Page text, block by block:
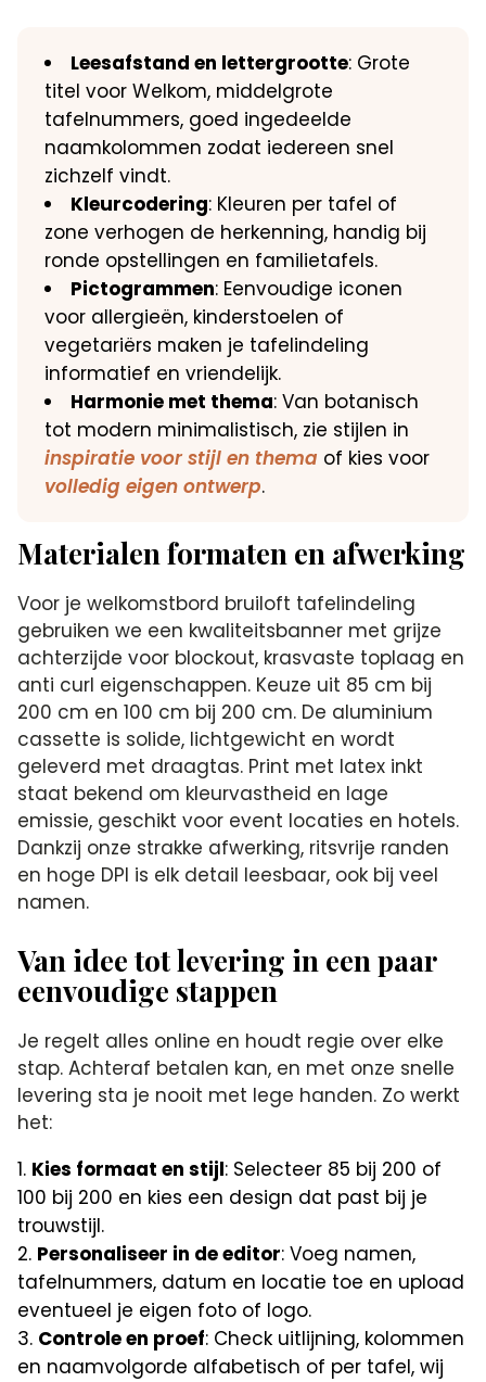
Leesafstand en lettergrootte: Grote
titel voor Welkom, middelgrote
tafelnummers, goed ingedeelde
naamkolommen zodat iedereen snel
zichzelf vindt.
Kleurcodering: Kleuren per tafel of
zone verhogen de herkenning, handig bij
ronde opstellingen en familietafels.
Pictogrammen: Eenvoudige iconen
voor allergieën, kinderstoelen of
vegetariërs maken je tafelindeling
informatief en vriendelijk.
Harmonie met thema: Van botanisch
tot modern minimalistisch, zie stijlen in
inspiratie voor stijl en thema of kies voor
volledig eigen ontwerp.
Materialen formaten en afwerking
Voor je welkomstbord bruiloft tafelindeling
gebruiken we een kwaliteitsbanner met grijze
achterzijde voor blockout, krasvaste toplaag en
anti curl eigenschappen. Keuze uit 85 cm bij
200 cm en 100 cm bij 200 cm. De aluminium
cassette is solide, lichtgewicht en wordt
geleverd met draagtas. Print met latex inkt
staat bekend om kleurvastheid en lage
emissie, geschikt voor event locaties en hotels.
Dankzij onze strakke afwerking, ritsvrije randen
en hoge DPI is elk detail leesbaar, ook bij veel
namen.
Van idee tot levering in een paar
eenvoudige stappen
Je regelt alles online en houdt regie over elke
stap. Achteraf betalen kan, en met onze snelle
levering sta je nooit met lege handen. Zo werkt
het:
Kies formaat en stijl: Selecteer 85 bij 200 of
100 bij 200 en kies een design dat past bij je
trouwstijl.
Personaliseer in de editor: Voeg namen,
tafelnummers, datum en locatie toe en upload
eventueel je eigen foto of logo.
Controle en proef: Check uitlijning, kolommen
en naamvolgorde alfabetisch of per tafel, wij